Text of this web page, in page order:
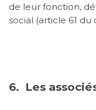
de leur fonction,
social (article 61 du
6. Les